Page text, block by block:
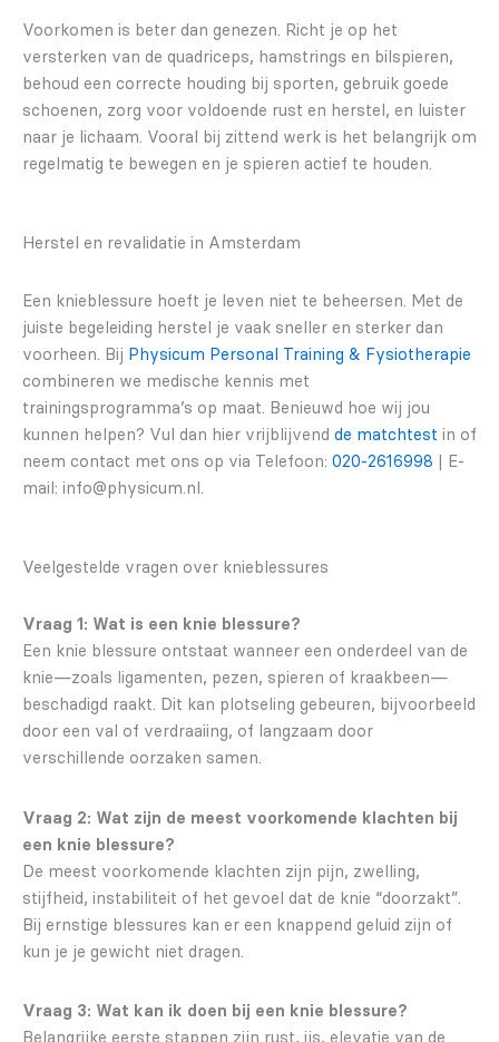
Voorkomen is beter dan genezen. Richt je op het
versterken van de quadriceps, hamstrings en bilspieren,
behoud een correcte houding bij sporten, gebruik goede
schoenen, zorg voor voldoende rust en herstel, en luister
naar je lichaam. Vooral bij zittend werk is het belangrijk om
regelmatig te bewegen en je spieren actief te houden.
Herstel en revalidatie in Amsterdam
Een knieblessure hoeft je leven niet te beheersen. Met de
juiste begeleiding herstel je vaak sneller en sterker dan
voorheen. Bij Physicum Personal Training & Fysiotherapie
combineren we medische kennis met
trainingsprogramma’s op maat. Benieuwd hoe wij jou
kunnen helpen? Vul dan hier vrijblijvend de matchtest in of
neem contact met ons op via Telefoon: 020-2616998 | E-
mail: info@physicum.nl.
Veelgestelde vragen over knieblessures
Vraag 1: Wat is een knie blessure?
Een knie blessure ontstaat wanneer een onderdeel van de
knie—zoals ligamenten, pezen, spieren of kraakbeen—
beschadigd raakt. Dit kan plotseling gebeuren, bijvoorbeeld
door een val of verdraaiing, of langzaam door
verschillende oorzaken samen.
Vraag 2: Wat zijn de meest voorkomende klachten bij
een knie blessure?
De meest voorkomende klachten zijn pijn, zwelling,
stijfheid, instabiliteit of het gevoel dat de knie “doorzakt”.
Bij ernstige blessures kan er een knappend geluid zijn of
kun je je gewicht niet dragen.
Vraag 3: Wat kan ik doen bij een knie blessure?
Belangrijke eerste stappen zijn rust, ijs, elevatie van de